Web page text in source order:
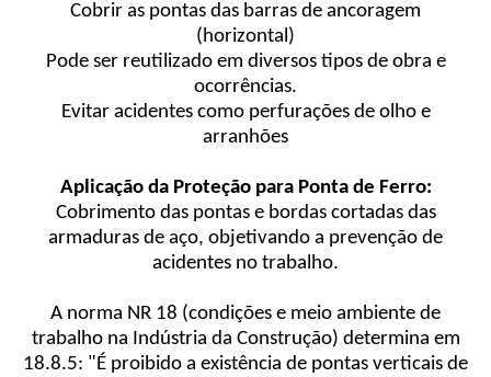
Cobrir as pontas das barras de ancoragem
(horizontal)
Pode ser reutilizado em diversos tipos de obra e
ocorrências.
Evitar acidentes como perfurações de olho e
arranhões
Aplicação da Proteção para Ponta de Ferro:
Cobrimento das pontas e bordas cortadas das
armaduras de aço, objetivando a prevenção de
acidentes no trabalho.
A norma NR 18 (condições e meio ambiente de
trabalho na Indústria da Construção) determina em
18.8.5: "É proibido a existência de pontas verticais de